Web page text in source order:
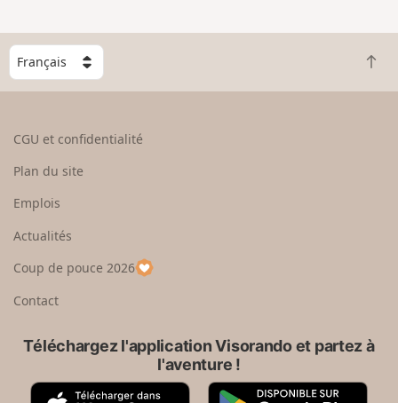
C
h
o
e
u
p
a
R
e
CGU et confidentialité
Plan du site
Emplois
Actualités
Coup de pouce 2026
Contact
Téléchargez l'application Visorando et partez à
l'aventure !
A
G